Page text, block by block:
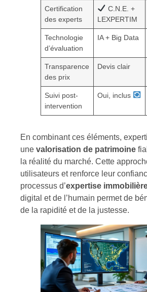
Certification
des experts
C.N.E. +
LEXPERTIM
Technologie
d’évaluation
IA + Big Data
Transparence
des prix
Devis clair
Suivi post-
intervention
Oui, inclus
En combinant ces éléments,
une valorisation de patrimoine
la réalité du marché. Cette
utilisateurs et renforce leur
processus d’expertise
digital et de l’humain permet de
de la rapidité et de la justesse.